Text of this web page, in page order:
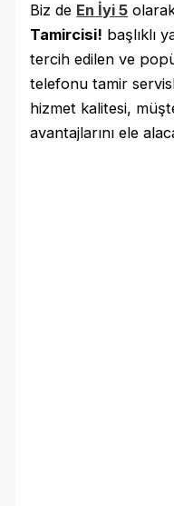
Biz de En İyi 5
Tamircisi! başlıklı
tercih edilen ve
telefonu tamir
hizmet kalitesi,
avantajlarını ele